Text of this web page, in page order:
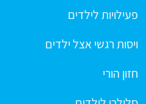
פעילויות לילדים
ויסות רגשי אצל ילדים
חזון הורי